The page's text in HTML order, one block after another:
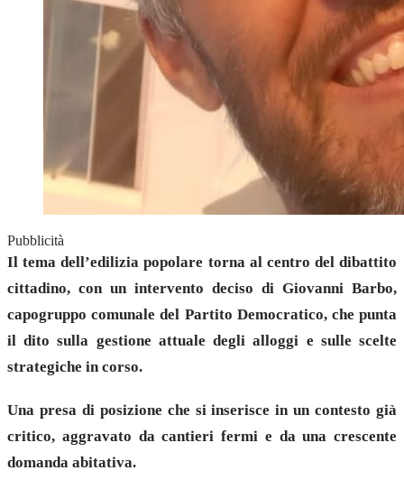
Pubblicità
Il tema dell’edilizia popolare torna al centro del dibattito
cittadino, con un intervento deciso di Giovanni Barbo,
capogruppo comunale del Partito Democratico, che punta
il dito sulla gestione attuale degli alloggi e sulle scelte
strategiche in corso.
Una presa di posizione che si inserisce in un contesto già
critico, aggravato da cantieri fermi e da una crescente
domanda abitativa.